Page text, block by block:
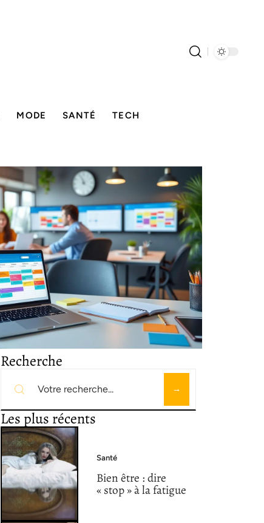
MODE SANTÉ TECH
Recherche
Les plus récents
Santé
Bien être : dire
« stop » à la fatigue